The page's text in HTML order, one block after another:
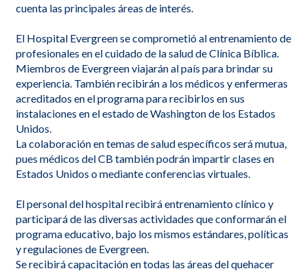
cuenta las principales áreas de interés.
El Hospital Evergreen se comprometió al entrenamiento de
profesionales en el cuidado de la salud de Clínica Bíblica.
Miembros de Evergreen viajarán al país para brindar su
experiencia. También recibirán a los médicos y enfermeras
acreditados en el programa para recibirlos en sus
instalaciones en el estado de Washington de los Estados
Unidos.
La colaboración en temas de salud específicos será mutua,
pues médicos del CB también podrán impartir clases en
Estados Unidos o mediante conferencias virtuales.
El personal del hospital recibirá entrenamiento clínico y
participará de las diversas actividades que conformarán el
programa educativo, bajo los mismos estándares, políticas
y regulaciones de Evergreen.
Se recibirá capacitación en todas las áreas del quehacer